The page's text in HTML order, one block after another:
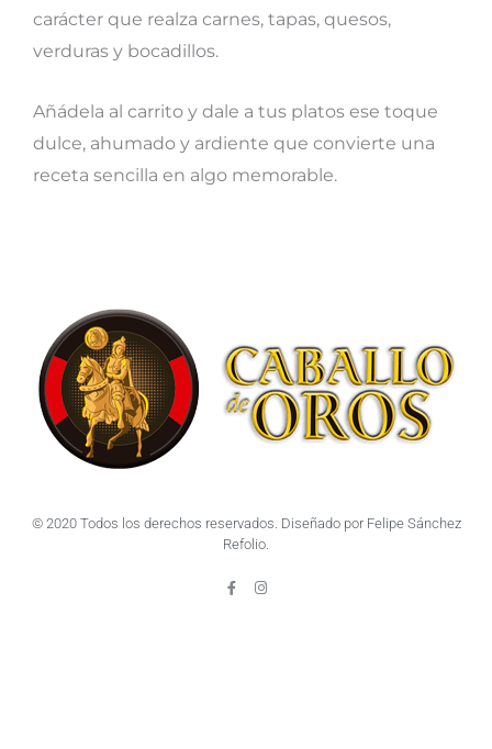
carácter que realza carnes, tapas, quesos,
verduras y bocadillos.
Añádela al carrito y dale a tus platos ese toque
dulce, ahumado y ardiente que convierte una
receta sencilla en algo memorable.
© 2020 Todos los derechos reservados. Diseñado por Felipe Sánchez
Refolio.
F
a
I
n